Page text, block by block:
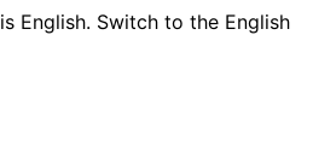
English. Switch to the English